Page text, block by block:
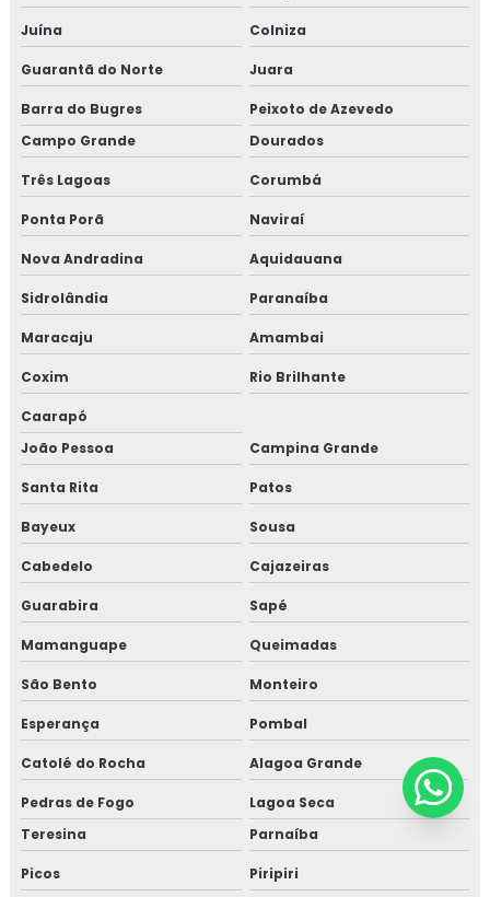
Juína Colniza
Guarantã do Norte Juara
Barra do Bugres
Peixoto de Azevedo
Campo Grande
Dourados
Três Lagoas Corumbá
Ponta Porã Naviraí
Nova Andradina Aquidauana
Sidrolândia Paranaíba
Maracaju Amambai
Coxim Rio Brilhante
Caarapó
João Pessoa
Campina Grande
Santa Rita Patos
Bayeux Sousa
Cabedelo Cajazeiras
Guarabira Sapé
Mamanguape Queimadas
São Bento Monteiro
Esperança Pombal
Catolé do Rocha Alagoa Grande
Pedras de Fogo
Lagoa Seca
Teresina
Parnaíba
Picos Piripiri